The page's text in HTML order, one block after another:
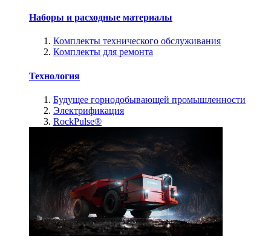
Наборы и расходные материалы
Комплекты технического обслуживания
Комплекты для ремонта
Технология
Будущее горнодобывающей промышленности
Электрификация
RockPulse®